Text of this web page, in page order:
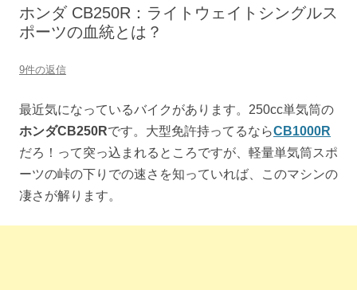
ホンダ CB250R：ライトウェイトシングルス
ポーツの血統とは？
9件の返信
最近気になっているバイクがあります。250cc単気筒の
ホンダCB250Rです。大型免許持ってるならCB1000R
だろ！って突っ込まれるところですが、軽量単気筒スポ
ーツの峠の下りでの速さを知っていれば、このマシンの
凄さが解ります。